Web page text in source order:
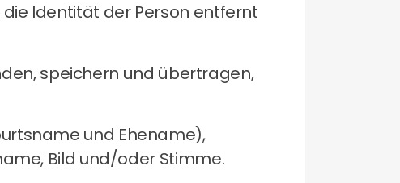
Identität der Person entfernt
speichern und übertragen,
und Ehename),
Bild und/oder Stimme.